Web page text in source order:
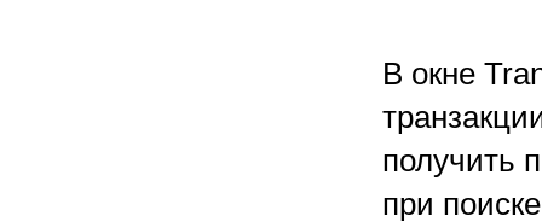
В окне
получить
при